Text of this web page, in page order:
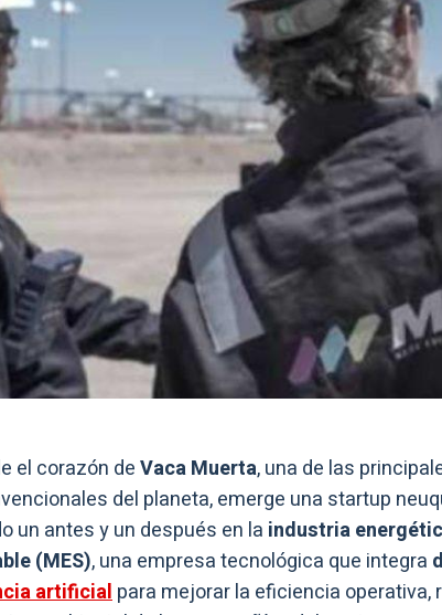
el corazón deVaca Muerta, una de las
del planeta, emerge una startup
un antes y un después en la industria
(MES), una empresa tecnológica que integra
artificialpara mejorar la eficiencia